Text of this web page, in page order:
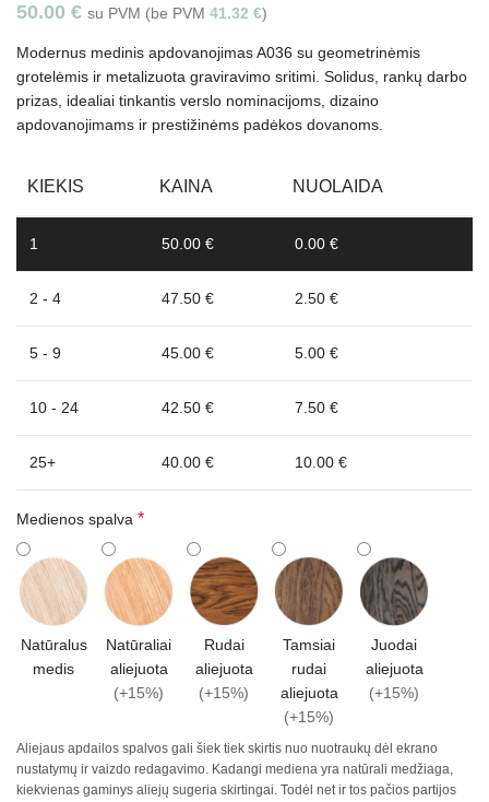
50.00 € su PVM (be PVM 41.32 €)
Modernus medinis apdovanojimas A036 su geometrinėmis
grotelėmis ir metalizuota graviravimo sritimi. Solidus, rankų darbo
prizas, idealiai tinkantis verslo nominacijoms, dizaino
apdovanojimams ir prestižinėms padėkos dovanoms.
KIEKIS KAINA NUOLAIDA
1 50.00 € 0.00 €
2 - 4 47.50 € 2.50 €
5 - 9 45.00 € 5.00 €
10 - 24 42.50 € 7.50 €
25+ 40.00 € 10.00 €
Medienos spalva *
Natūralus
medis
Natūraliai
aliejuota
(+15%)
Rudai
aliejuota
(+15%)
Tamsiai
rudai
aliejuota
(+15%)
Juodai
aliejuota
(+15%)
Aliejaus apdailos spalvos gali šiek tiek skirtis nuo nuotraukų dėl ekrano
nustatymų ir vaizdo redagavimo. Kadangi mediena yra natūrali medžiaga,
kiekvienas gaminys aliejų sugeria skirtingai. Todėl net ir tos pačios partijos